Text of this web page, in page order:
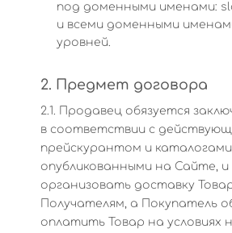
под доменными именами:
и всеми доменными
уровней.
2. Предмет договора
2.1. Продавец обязуется
в соответствии с
прейскурантом и
опубликованными на Сайте, и
организовать доставку
Получателям, а Покупатель
оплатить Товар на условиях